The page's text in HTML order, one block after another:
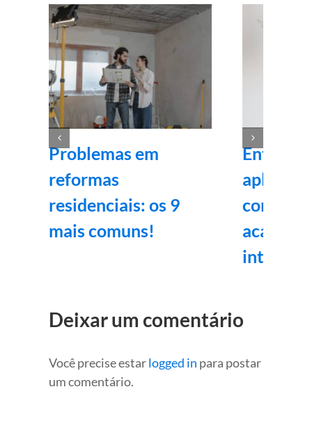
Problemas em
reformas
residenciais: os 9
mais comuns!
Entenda
corrida
internos
Deixar um comentário
Você precise estarlogged in para postar
um comentário.